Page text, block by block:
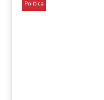
Política